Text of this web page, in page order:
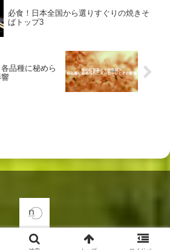
必食！日本全国から選りすぐりの焼きそ
ばトップ3
品種に秘めら
© 2024 nonoブログ.